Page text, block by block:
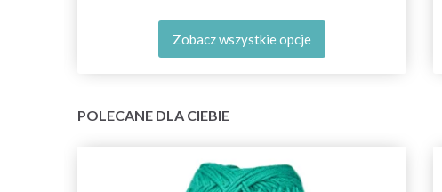
Zobacz wszystkie opcje
POLECANE DLA CIEBIE